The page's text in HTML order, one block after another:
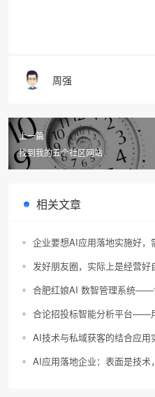
周强
上一篇
找到我的五个社区网站
相关文章
企业要想AI应用落地实施好，
发好朋友圈，实际上是经营好
合肥红娘AI 数智管理系统——
合论招投标智能分析平台——
AI技术与私域获客的结合应用
AI应用落地企业：表面是技术